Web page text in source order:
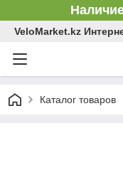
VeloMarket.kz
Каталог товаров